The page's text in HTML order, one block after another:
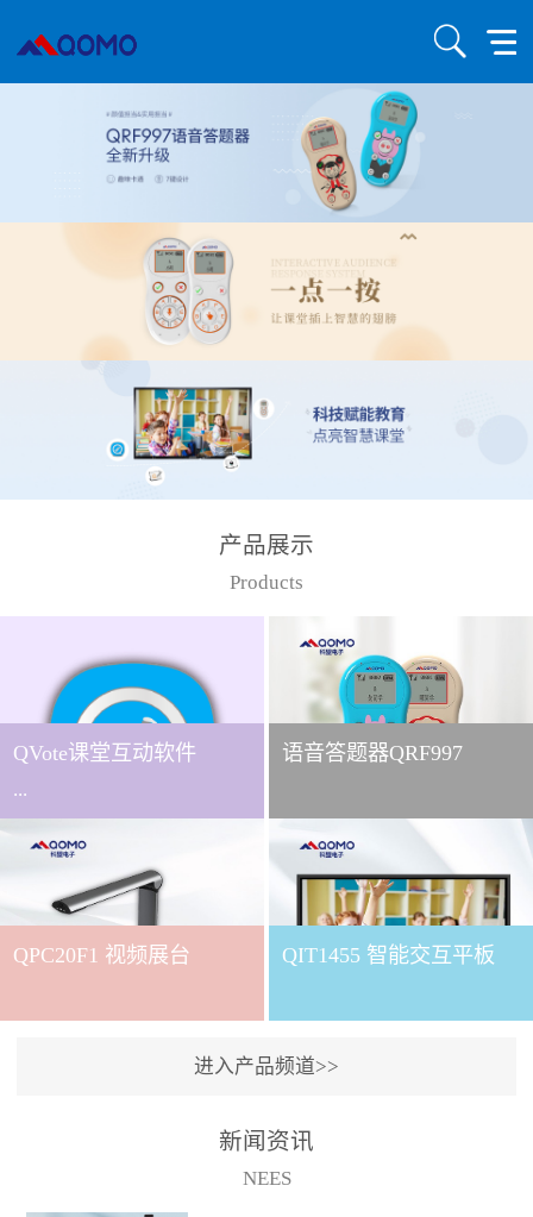
产品展示
Products
QVote课堂互动软件
...
下载QVote授课软件课堂互
动的质量直接影响教学效
果与学生参与度。作为
打造的互动授课软件，
QVote 以 “让每一堂课都充
功能与数据化教学分析，
语音答题器QRF997
QPC20F1 视频展台 QIT1455 智能交互平板
进入产品频道>>
新闻资讯
NEES